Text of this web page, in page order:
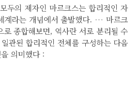
두의 제자인 마르크스는 합리적인 자
계라는 개념에서 출발했다. … 마르크
로 종합해보면, 역사란 서로 분리될 수
관된 합리적인 전체를 구성하는 다음
의미했다 :